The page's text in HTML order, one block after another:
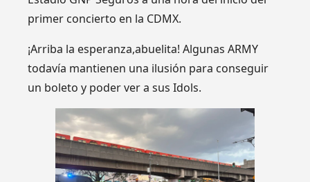
primer concierto en la CDMX.
¡Arriba la esperanza,abuelita! Algunas ARMY
todavía mantienen una ilusión para conseguir
un boleto y poder ver a sus Idols.